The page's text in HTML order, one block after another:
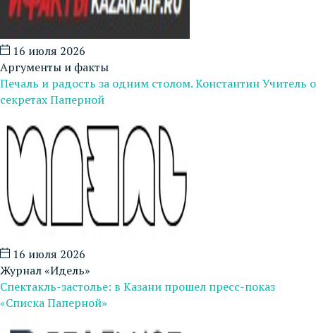
16 июля 2026
Аргументы и факты
Печаль и радость за одним столом. Константин Учитель о
секретах Паперной
16 июля 2026
Журнал «Идель»
Спектакль-застолье: в Казани прошел пресс-показ
«Списка Паперной»